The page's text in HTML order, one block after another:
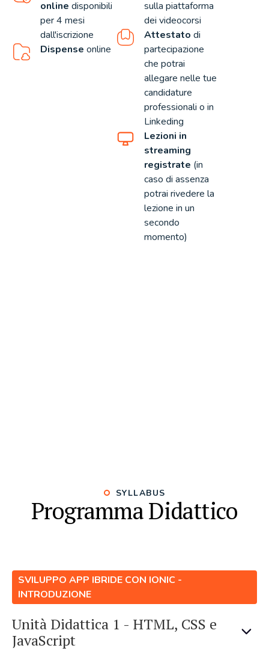
online disponibili
per 4 mesi
dall'iscrizione
Dispense online
sulla piattaforma
dei videocorsi
Attestato di
partecipazione
che potrai
allegare nelle tue
candidature
professionali o in
Linkeding
Lezioni in
streaming
registrate (in
caso di assenza
potrai rivedere la
lezione in un
secondo
momento)
SYLLABUS
Programma Didattico
SVILUPPO APP IBRIDE CON IONIC -
INTRODUZIONE
Unità Didattica 1 - HTML, CSS e
JavaScript